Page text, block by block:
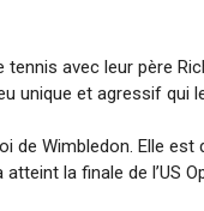
avec leur père
unique et agressif qui
Wimbledon. Elle
la finale de l’US